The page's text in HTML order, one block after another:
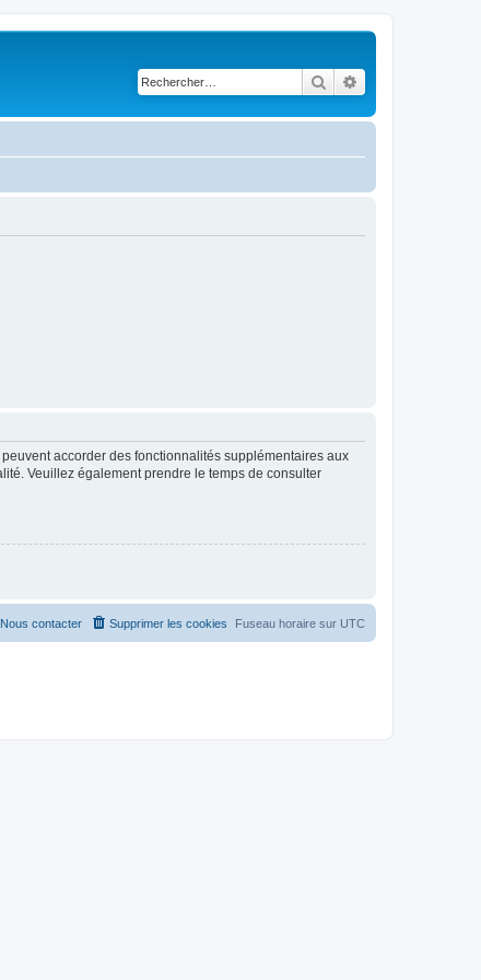
Rechercher
accorder des fonctionnalités supplémentaires aux
Veuillez également prendre le temps de consulter
Fuseau horaire sur UTC
Supprimer les cookies
Nous contacter